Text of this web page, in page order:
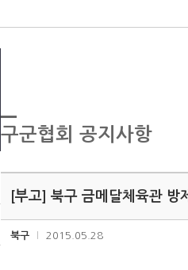
구군협회 공지사항
[부고] 북구 금메달체육관 방
북구 2015.05.28